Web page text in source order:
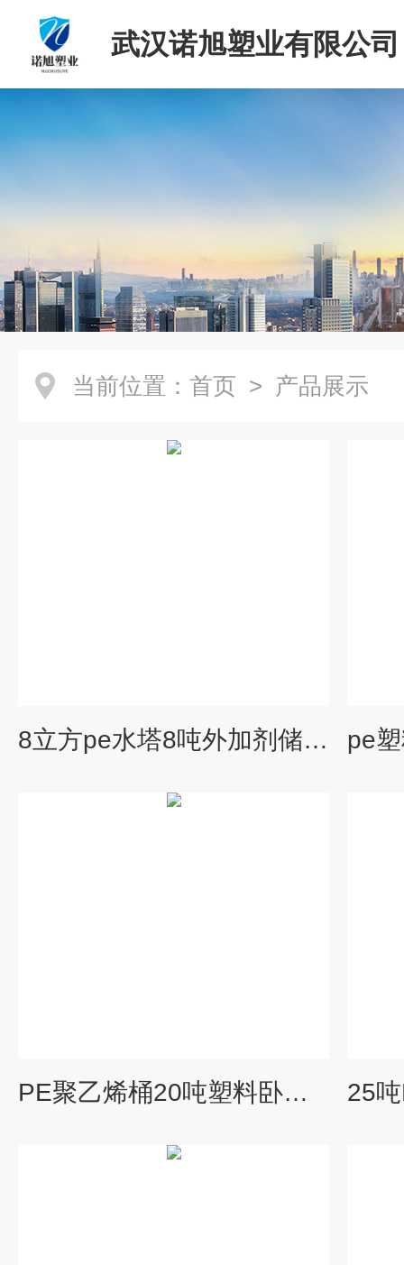
武汉诺旭塑业有限公司
当前位置： 首页 > 产品展示
8立方pe水塔8吨外加剂储罐PE聚乙烯塑料桶一体成型水箱
PE聚乙烯桶20吨塑料卧式桶20立方尿素储罐PE材质水箱